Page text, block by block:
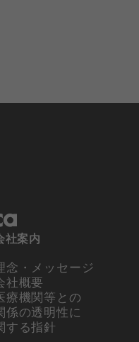
社案内
念・メッセージ
社概要
療機関等との
係の透明性に
する指針